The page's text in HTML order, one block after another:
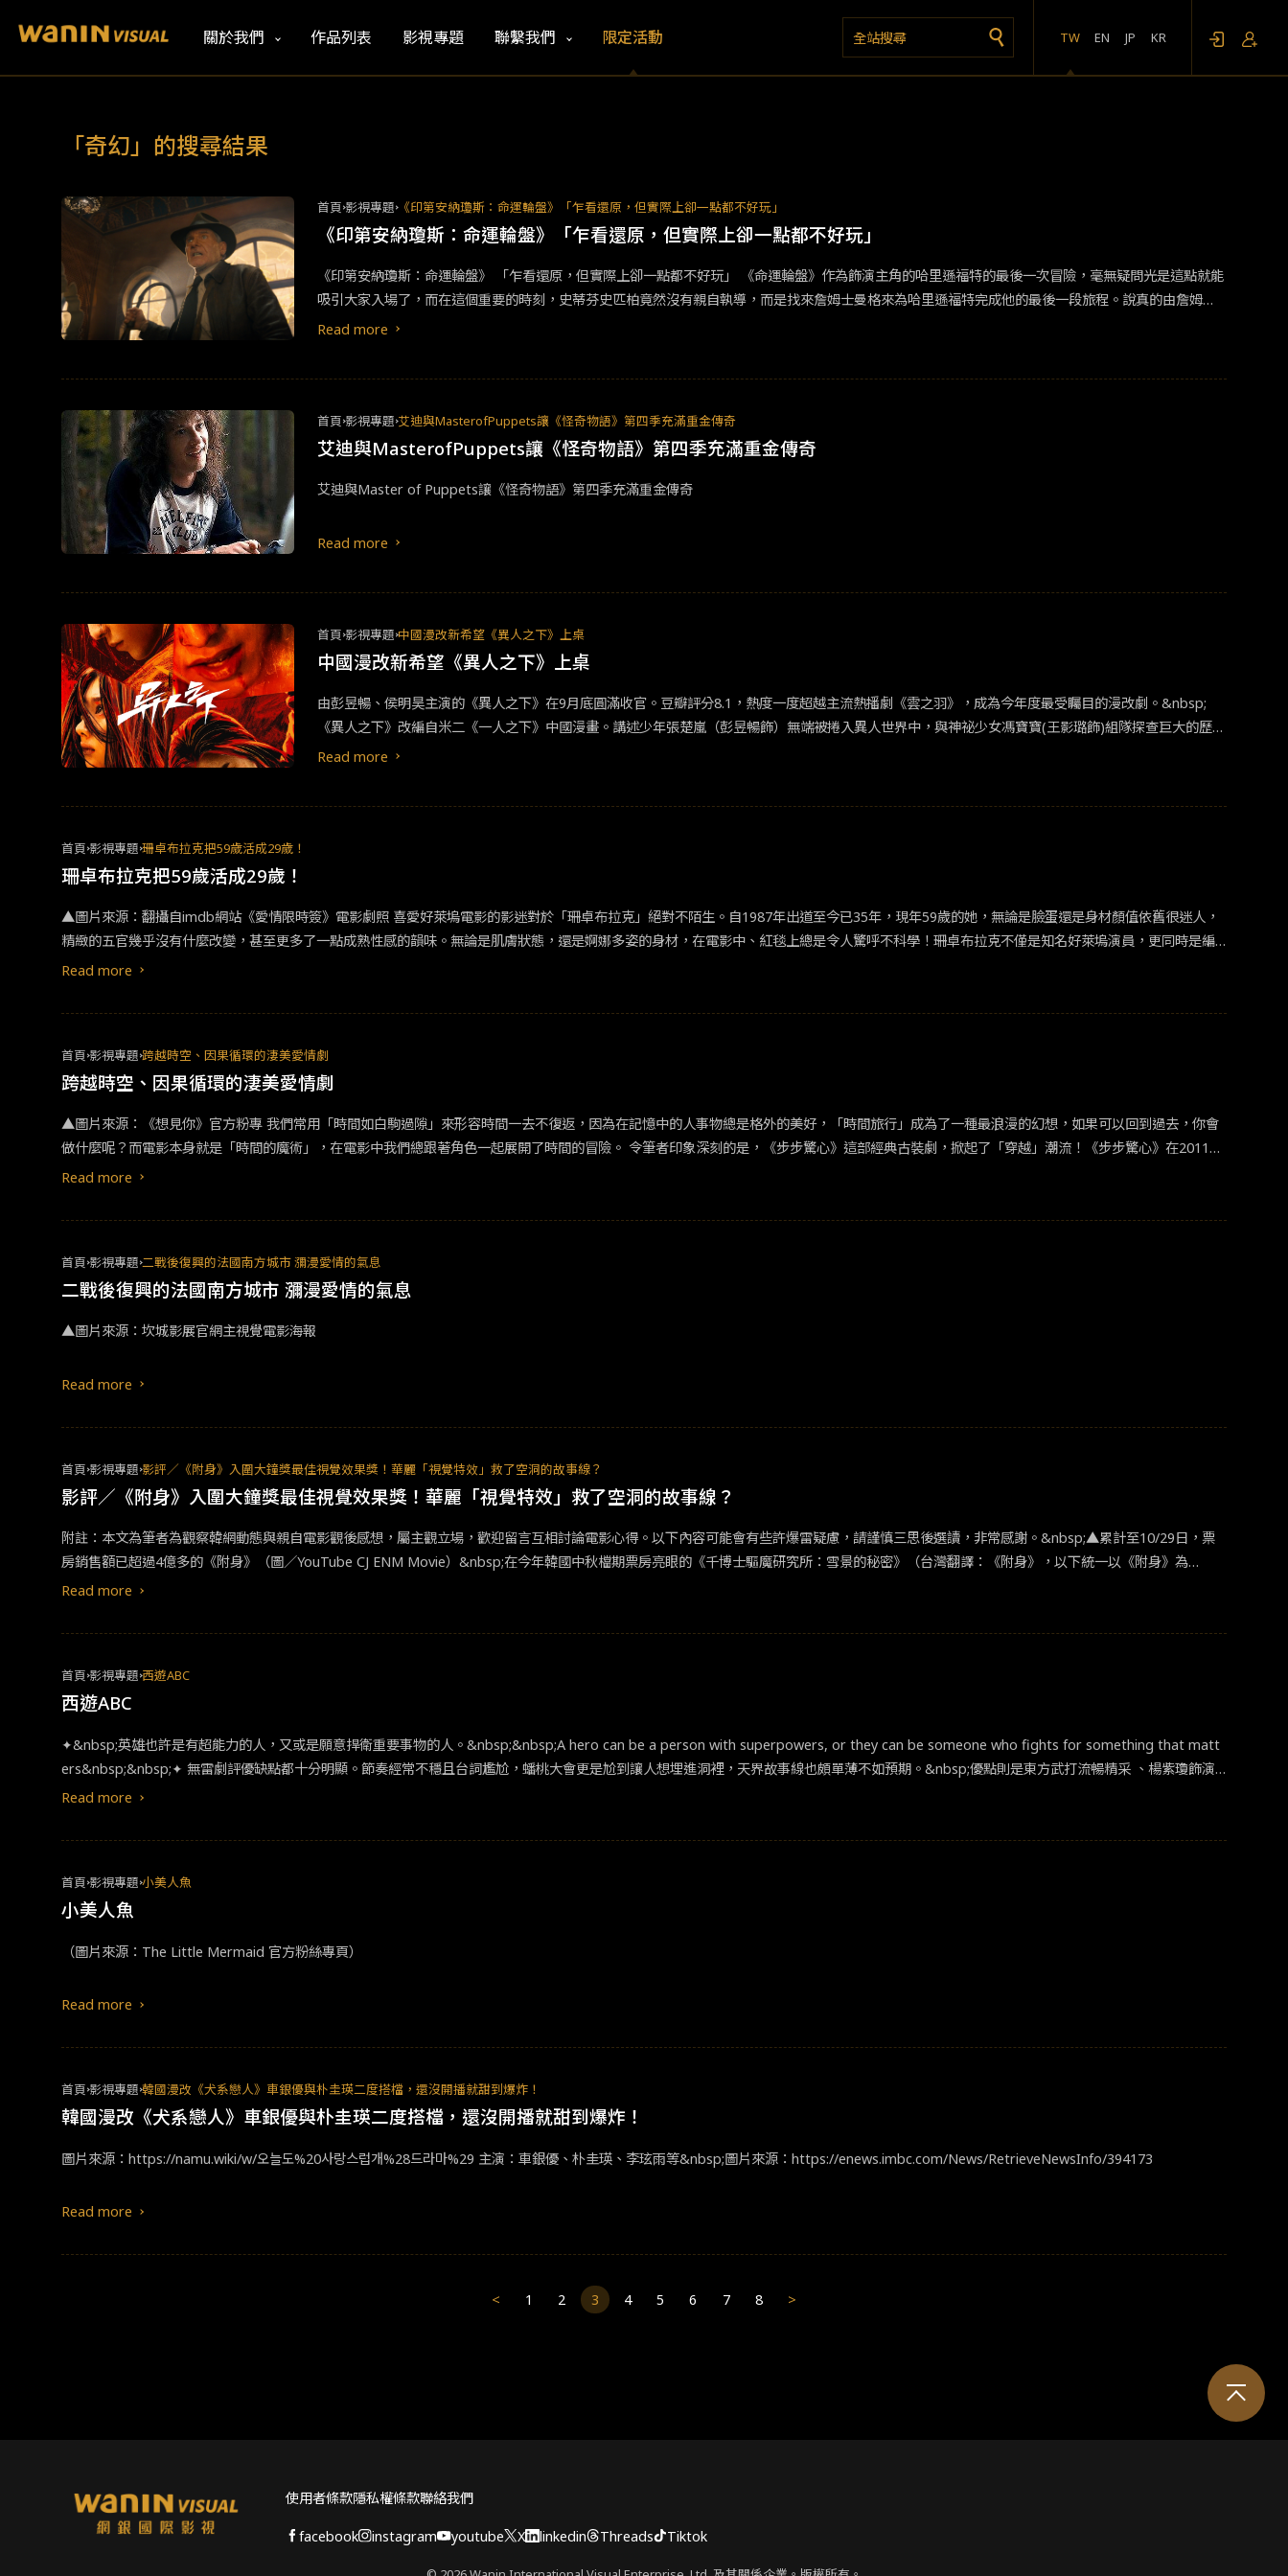
關於我們 作品列表 影視專題 聯繫我們 限定活動 TW EN JP KR
「奇幻」的搜尋結果
首頁 影視專題 《印第安納瓊斯：命運輪盤》「乍看還原，但實際上卻一點都不好玩」
《印第安納瓊斯：命運輪盤》「乍看還原，但實際上卻一點都不好玩」
《印第安納瓊斯：命運輪盤》 「乍看還原，但實際上卻一點都不好玩」 《命運輪盤》作為飾演主角的哈里遜福特的最後一次冒險，毫無疑問光是這點就能
吸引大家入場了，而在這個重要的時刻，史蒂芬史匹柏竟然沒有親自執導，而是找來詹姆士曼格來為哈里遜福特完成他的最後一段旅程。說真的由詹姆士
曼格來執導，或許真的是個不錯的選擇，畢竟《羅根》也是一部這樣類型的收官作，而就結果來看，《命運輪盤》真的很像《羅根》，他毫不掩飾展現主
Read more
首頁 影視專題 艾迪與MasterofPuppets讓《怪奇物語》第四季充滿重金傳奇
艾迪與MasterofPuppets讓《怪奇物語》第四季充滿重金傳奇
艾迪與Master of Puppets讓《怪奇物語》第四季充滿重金傳奇
Read more
首頁 影視專題 中國漫改新希望《異人之下》上桌
中國漫改新希望《異人之下》上桌
由彭昱暢、侯明昊主演的《異人之下》在9月底圓滿收官。豆瓣評分8.1，熱度一度超越主流熱播劇《雲之羽》，成為今年度最受矚目的漫改劇。&nbsp;
《異人之下》改編自米二《一人之下》中國漫畫。講述少年張楚嵐（彭昱暢飾）無端被捲入異人世界中，與神祕少女馮寶寶(王影璐飾)組隊探查巨大的歷史
謎團，一場正邪對決蓄勢待發。原著漫畫點擊量超過250億，為中國動漫總榜第一，在豆瓣評分超過9分，擁有非常龐大的原著粉絲，因此在開播初期就備
較。也證明了中二熱血的劇種不管什麼年代都有存在的必要。《異人之下》在得到觀眾認可之外，更是得到中國官媒點名認可，是非常難得以中式超級英
雄題材成功的作品。導演許宏宇也曾提及，中國超級英雄的影視題材在市場上還很缺乏，《異人之下》是他跳脫西方製作超級英雄的慣用視角，改用東方
歸，劇粉對此小道消息感到失落，希望劇組能排除萬難，滿足劇粉想看到原班人馬回歸的願望。畢竟異人世界裡，他們都是互相成就的靈魂人物啊！
Read more
首頁 影視專題 珊卓布拉克把59歲活成29歲！
珊卓布拉克把59歲活成29歲！
▲圖片來源：翻攝自imdb網站《愛情限時簽》電影劇照 喜愛好萊塢電影的影迷對於「珊卓布拉克」絕對不陌生。自1987年出道至今已35年，現年59歲的她，無論是臉蛋還是身材顏值依舊很迷人，
精緻的五官幾乎沒有什麼改變，甚至更多了一點成熟性感的韻味。無論是肌膚狀態，還是婀娜多姿的身材，在電影中、紅毯上總是令人驚呼不科學！珊卓布拉克不僅是知名好萊塢演員，更同時是編
劇和製片人。成名於1990年代，代表作包括《捍衛戰警》和《二見鍾情》，確立好萊塢一線女星的地位。2010年憑在電影《攻其不備》中的演出，奪下第82屆奧斯卡最佳女主角獎。 《愛情限時
Read more
首頁 影視專題 跨越時空、因果循環的淒美愛情劇
跨越時空、因果循環的淒美愛情劇
▲圖片來源：《想見你》官方粉專 我們常用「時間如白駒過隙」來形容時間一去不復返，因為在記憶中的人事物總是格外的美好，「時間旅行」成為了一種最浪漫的幻想，如果可以回到過去，你會
做什麼呢？而電影本身就是「時間的魔術」，在電影中我們總跟著角色一起展開了時間的冒險。 令筆者印象深刻的是，《步步驚心》這部經典古裝劇，掀起了「穿越」潮流！《步步驚心》在2011年
於中國大陸首播，是一部以穿越為題材的古裝宮廷劇，改編自知名女作家桐華的同名小說。全劇由劉詩詩、吳奇隆領銜主演。講述身為都市白領的女主角張曉在車禍後，意外穿越到18世紀清朝康熙
奪嫡的故事，最後抱著遺憾回到現代。而時光飛逝，今年竟已是《步步驚心》播出十週年！當年最虐心的台詞莫過於「如果妳身不由己地離開，不管妳在哪裡，我都會去找妳。」、「馬爾泰若曦，
Read more
首頁 影視專題 二戰後復興的法國南方城市 瀰漫愛情的氣息
二戰後復興的法國南方城市 瀰漫愛情的氣息
▲圖片來源：坎城影展官網主視覺電影海報
Read more
首頁 影視專題 影評／《附身》入圍大鐘獎最佳視覺效果獎！華麗「視覺特效」救了空洞的故事線？
影評／《附身》入圍大鐘獎最佳視覺效果獎！華麗「視覺特效」救了空洞的故事線？
附註：本文為筆者為觀察韓網動態與親自電影觀後感想，屬主觀立場，歡迎留言互相討論電影心得。以下內容可能會有些許爆雷疑慮，請謹慎三思後選讀，非常感謝。&nbsp;▲累計至10/29日，票
房銷售額已超過4億多的《附身》（圖／YouTube CJ ENM Movie）&nbsp;在今年韓國中秋檔期票房亮眼的《千博士驅魔研究所：雪景的秘密》（台灣翻譯：《附身》，以下統一以《附身》為
名。），請來韓網譽為「票房靈藥」的韓國四大公共財之一「姜棟元」擔任男主角，有鑑於姜棟元之前
是日韓片，也是熱愛NETFLIX知名的西洋影集系列《怪奇物語》、《星期三》、《闇》等的奇幻片愛好者，動畫類就更不用說《咒術迴戰》、《鬼滅之刃》、《地獄樂》一定是要在片單之內的吧？
日的累積觀看人數為1,912,836人，累積銷售票房為18,606,576,297韓圜（約台幣4億多），成績相當漂亮。然而要將一部共有28集的漫畫原作，精縮成一部只有1小時38分鐘的電影，故事線與人物
Read more
首頁 影視專題 西遊ABC
西遊ABC
✦&nbsp;英雄也許是有超能力的人，又或是願意捍衛重要事物的人。&nbsp;&nbsp;A hero can be a person with superpowers, or they can be someone who fights for something that matt
ers&nbsp;&nbsp;✦ 無雷劇評優缺點都十分明顯。節奏經常不穩且台詞尷尬，蟠桃大會更是尬到讓人想埋進洞裡，天界故事線也頗單薄不如預期。&nbsp;優點則是東方武打流暢精采 、楊紫瓊飾演
的觀音畫龍點睛，以及王進一家的角色塑造與成長極具深度，充分引人進入人物的體驗而心生諸多感觸。台灣演員劉敬的表現也令人著迷，自然演繹出單純可愛極度討喜的性格，以及有時衝動莽撞
須面對的諸多困境，承受著來自周遭近乎無時無刻、有意無意的歧視或刻板印象。尤其，那種細小幽微的歧視與忽略，最令人難以提出反駁抗議，只能逼自己硬生生往心裡塞，逐步累積成窒息感。
演員傑米的存在，就像是持續為這樣的過程扮演了精闢的旁白，為自己的家人或族群挺身而出，就是不需要超能力也能成就的英雄行為。
Read more
首頁 影視專題 小美人魚
小美人魚
（圖片來源：The Little Mermaid 官方粉絲專頁）
Read more
首頁 影視專題 韓國漫改《犬系戀人》車銀優與朴圭瑛二度搭檔，還沒開播就甜到爆炸！
韓國漫改《犬系戀人》車銀優與朴圭瑛二度搭檔，還沒開播就甜到爆炸！
​​圖片來源：​https://namu.wiki/w/오늘도%20사랑스럽개%28드라마%29 ​​主演：車銀優、朴圭瑛、李玹雨等​&nbsp;​圖片來源：​https://enews.imbc.com/News/RetrieveNewsInfo/394173
Read more
< 1 2 3 4 5 6 7 8 >
使用者條款隱私權條款聯絡我們
facebook instagram youtube X linkedin Threads Tiktok